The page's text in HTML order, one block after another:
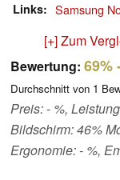
Links Samsung
[+] Zum
Bewertung: 69%
Durchschnitt von 1
Preis: - %,
Bildschirm: 46%
Ergonomie: - %,